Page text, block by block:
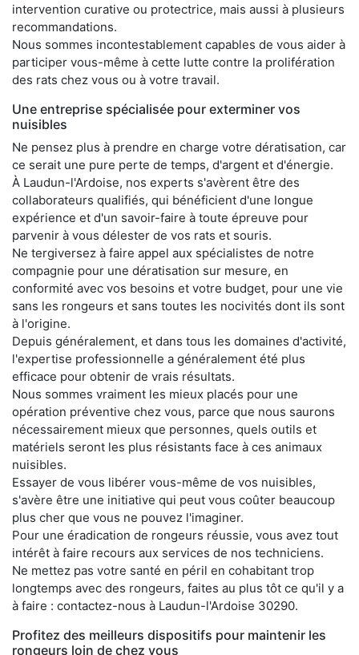
intervention curative ou protectrice, mais aussi à plusieurs
recommandations.
Nous sommes incontestablement capables de vous aider à
participer vous-même à cette lutte contre la prolifération
des rats chez vous ou à votre travail.
Une entreprise spécialisée pour exterminer vos
nuisibles
Ne pensez plus à prendre en charge votre dératisation, car
ce serait une pure perte de temps, d'argent et d'énergie.
À Laudun-l'Ardoise, nos experts s'avèrent être des
collaborateurs qualifiés, qui bénéficient d'une longue
expérience et d'un savoir-faire à toute épreuve pour
parvenir à vous délester de vos rats et souris.
Ne tergiversez à faire appel aux spécialistes de notre
compagnie pour une dératisation sur mesure, en
conformité avec vos besoins et votre budget, pour une vie
sans les rongeurs et sans toutes les nocivités dont ils sont
à l'origine.
Depuis généralement, et dans tous les domaines d'activité,
l'expertise professionnelle a généralement été plus
efficace pour obtenir de vrais résultats.
Nous sommes vraiment les mieux placés pour une
opération préventive chez vous, parce que nous saurons
nécessairement mieux que personnes, quels outils et
matériels seront les plus résistants face à ces animaux
nuisibles.
Essayer de vous libérer vous-même de vos nuisibles,
s'avère être une initiative qui peut vous coûter beaucoup
plus cher que vous ne pouvez l'imaginer.
Pour une éradication de rongeurs réussie, vous avez tout
intérêt à faire recours aux services de nos techniciens.
Ne mettez pas votre santé en péril en cohabitant trop
longtemps avec des rongeurs, faites au plus tôt ce qu'il y a
à faire : contactez-nous à Laudun-l'Ardoise 30290.
Profitez des meilleurs dispositifs pour maintenir les
rongeurs loin de chez vous